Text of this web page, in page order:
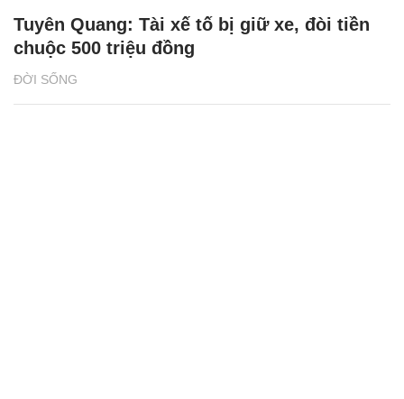
ĐỜI SỐNG
Tuyên Quang: Tài xế tố bị giữ xe, đòi tiền
chuộc 500 triệu đồng